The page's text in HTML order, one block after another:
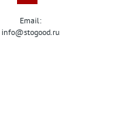
Email:
info@stogood.ru